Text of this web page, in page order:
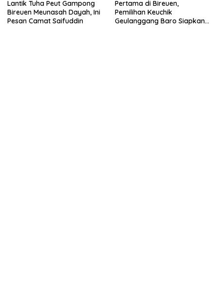
Lantik Tuha Peut Gampong
Bireuen Meunasah Dayah, Ini
Pertama di Bireuen,
Pemilihan Keuchik
Geulanggang Baro Siapkan